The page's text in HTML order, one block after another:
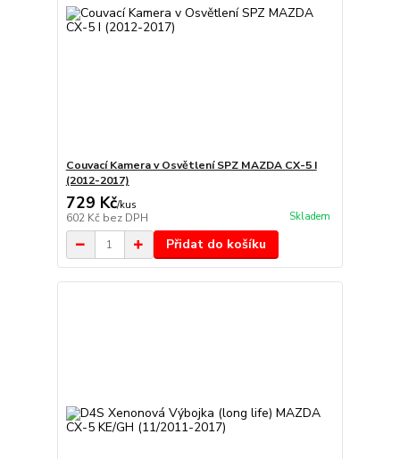
Couvací Kamera v Osvětlení SPZ MAZDA CX-5 I
(2012-2017)
729 Kč/kus
602 Kč bez DPH Skladem
Přidat do košíku